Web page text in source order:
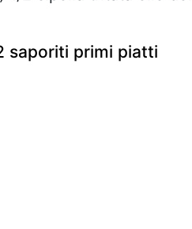
saporiti primi piatti